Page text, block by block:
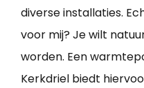
diverse installaties.
voor mij? Je wilt
worden. Een
Kerkdriel biedt